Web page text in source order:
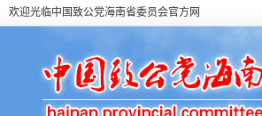
欢迎光临中国致公党海南省委员会官方网